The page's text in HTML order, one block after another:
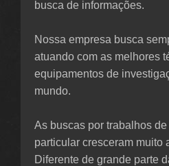
busca de informações.
Nossa empresa busca
atuando com as melhores
equipamentos de
mundo.
As buscas por trabalhos
particular cresceram muito
Diferente de grande parte